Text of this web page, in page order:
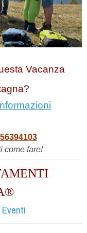
Vacanza
come fare!